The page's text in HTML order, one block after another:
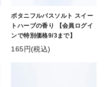
ボタニフルバスソルト スイー
トハーブの香り 【会員ログイ
ンで特別価格9/3まで】
165円(税込)